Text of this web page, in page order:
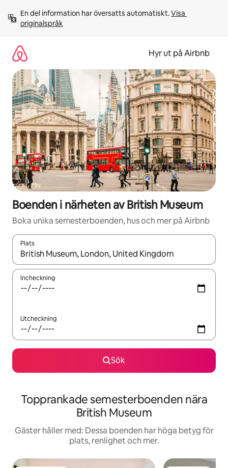
innehåll
En del information har översatts automatiskt. Visa
originalspråk
Hyr ut på Airbnb
Boenden i närheten av British Museum
Boka unika semesterboenden, hus och mer på Airbnb
Plats
När resultaten är tillgängliga kan du navigera med upp- och
Incheckning
Utcheckning
Sök
Topprankade semesterboenden nära
British Museum
Gäster håller med: Dessa boenden har höga betyg för
plats, renlighet och mer.